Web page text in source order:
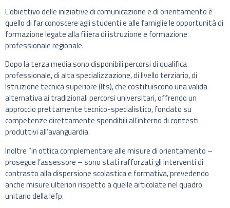
L’obiettivo delle iniziative di comunicazione e di orientamento è
quello di far conoscere agli studenti e alle famiglie le opportunità di
formazione legate alla filiera di istruzione e formazione
professionale regionale.
Dopo la terza media sono disponibili percorsi di qualifica
professionale, di alta specializzazione, di livello terziario, di
Istruzione tecnica superiore (Its), che costituiscono una valida
alternativa ai tradizionali percorsi universitari, offrendo un
approccio prettamente tecnico-specialistico, fondato su
competenze direttamente spendibili all’interno di contesti
produttivi all’avanguardia.
Inoltre “in ottica complementare alle misure di orientamento –
prosegue l’assessore – sono stati rafforzati gli interventi di
contrasto alla dispersione scolastica e formativa, prevedendo
anche misure ulteriori rispetto a quelle articolate nel quadro
unitario della Iefp.